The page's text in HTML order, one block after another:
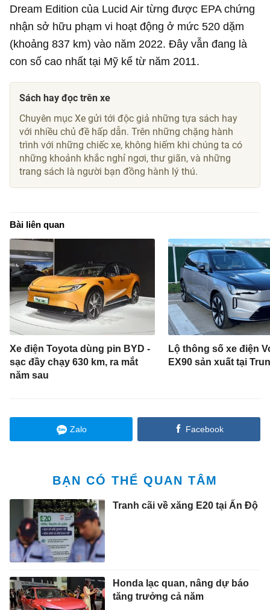
Dream Edition của Lucid Air từng được EPA chứng
nhận sở hữu phạm vi hoạt động ở mức 520 dặm
(khoảng 837 km) vào năm 2022. Đây vẫn đang là
con số cao nhất tại Mỹ kể từ năm 2011.
Sách hay đọc trên xe
Chuyên mục Xe gửi tới độc giả những tựa sách hay
với nhiều chủ đề hấp dẫn. Trên những chặng hành
trình với những chiếc xe, không hiếm khi chúng ta có
những khoảnh khắc nghỉ ngơi, thư giãn, và những
trang sách là người bạn đồng hành lý thú.
Bài liên quan
Xe điện Toyota dùng pin BYD -
sạc đầy chạy 630 km, ra mắt
năm sau
Lộ thông số xe điện
EX90 sản xuất tại
Zalo Facebook
BẠN CÓ THỂ QUAN TÂM
Tranh cãi về xăng E20 tại Ấn Độ
Honda lạc quan, nâng dự báo
tăng trưởng cả năm